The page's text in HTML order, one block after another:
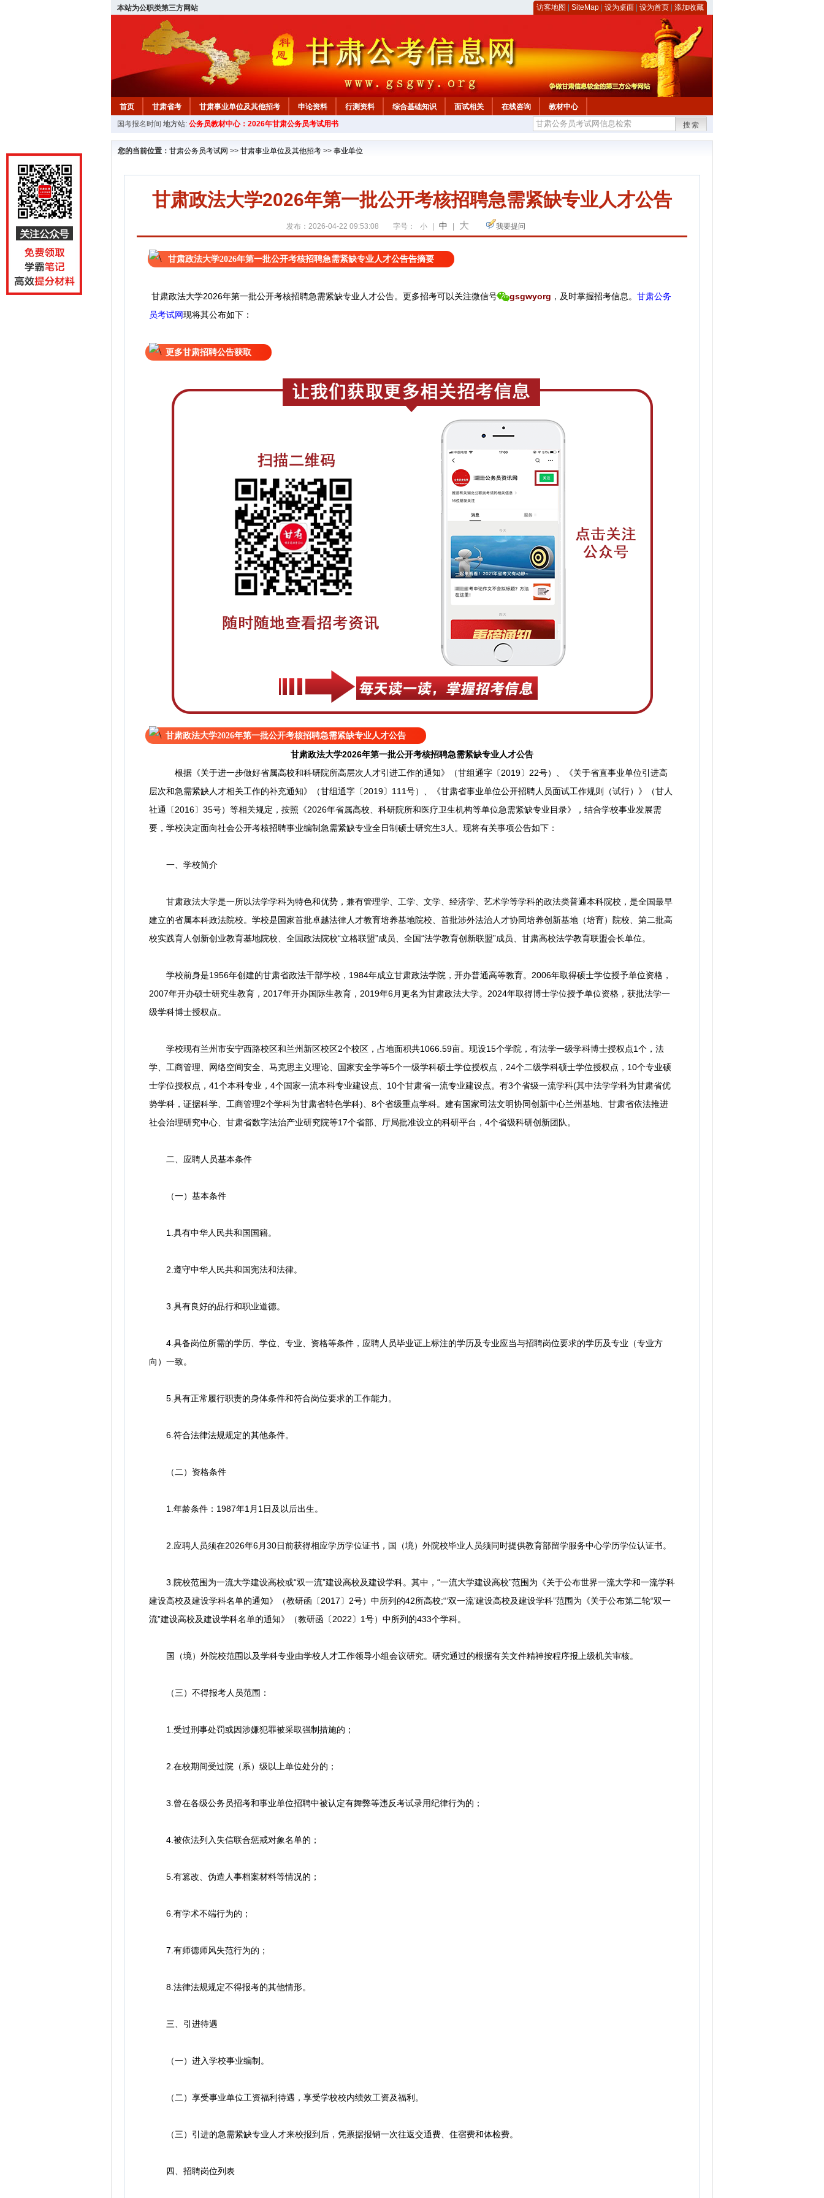
本站为公职类第三方网站 访客地图 SiteMap 设为桌面 设为首页 添加收藏
首页 甘肃省考 甘肃事业单位及其他招考 申论资料 行测资料 综合基础知识 面试相关 在线咨询
教材中心
国考报名时间 地方站: 公务员教材中心：2026年甘肃公务员考试用书 搜索
您的当前位置： 甘肃公务员考试网 >> 甘肃事业单位及其他招考 >> 事业单位
甘肃政法大学2026年第一批公开考核招聘急需紧缺专业人才公告
发布：2026-04-22 09:53:08 字号： 小 中 大 我要提问
甘肃政法大学2026年第一批公开考核招聘急需紧缺专业人才公告告摘要
甘肃政法大学2026年第一批公开考核招聘急需紧缺专业人才公告。 更多招考可以关注微信号 gsgwyorg ， 及时掌握招考信息。 甘肃公务
员考试网现将其公布如下：
更多甘肃招聘公告获取
甘肃政法大学2026年第一批公开考核招聘急需紧缺专业人才公告
甘肃政法大学2026年第一批公开考核招聘急需紧缺专业人才公告
根据《关于进一步做好省属高校和科研院所高层次人才引进工作的通知》（甘组通字〔2019〕22号）、《关于省直事业单位引进高
层次和急需紧缺人才相关工作的补充通知》（甘组通字〔2019〕111号）、《甘肃省事业单位公开招聘人员面试工作规则（试行）》（甘人
社通〔2016〕35号）等相关规定，按照《2026年省属高校、科研院所和医疗卫生机构等单位急需紧缺专业目录》，结合学校事业发展需
要，学校决定面向社会公开考核招聘事业编制急需紧缺专业全日制硕士研究生3人。现将有关事项公告如下：
一、学校简介
甘肃政法大学是一所以法学学科为特色和优势，兼有管理学、工学、文学、经济学、艺术学等学科的政法类普通本科院校，是全国最早
建立的省属本科政法院校。学校是国家首批卓越法律人才教育培养基地院校、首批涉外法治人才协同培养创新基地（培育）院校、第二批高
校实践育人创新创业教育基地院校、全国政法院校“立格联盟”成员、全国“法学教育创新联盟”成员、甘肃高校法学教育联盟会长单位。
学校前身是1956年创建的甘肃省政法干部学校，1984年成立甘肃政法学院，开办普通高等教育。2006年取得硕士学位授予单位资格，
2007年开办硕士研究生教育，2017年开办国际生教育，2019年6月更名为甘肃政法大学。2024年取得博士学位授予单位资格，获批法学一
级学科博士授权点。
学校现有兰州市安宁西路校区和兰州新区校区2个校区，占地面积共1066.59亩。现设15个学院，有法学一级学科博士授权点1个，法
学、工商管理、网络空间安全、马克思主义理论、国家安全学等5个一级学科硕士学位授权点，24个二级学科硕士学位授权点，10个专业硕
士学位授权点，41个本科专业，4个国家一流本科专业建设点、10个甘肃省一流专业建设点。有3个省级一流学科(其中法学学科为甘肃省优
势学科，证据科学、工商管理2个学科为甘肃省特色学科)、8个省级重点学科。建有国家司法文明协同创新中心兰州基地、甘肃省依法推进
社会治理研究中心、甘肃省数字法治产业研究院等17个省部、厅局批准设立的科研平台，4个省级科研创新团队。
二、应聘人员基本条件
（一）基本条件
1.具有中华人民共和国国籍。
2.遵守中华人民共和国宪法和法律。
3.具有良好的品行和职业道德。
4.具备岗位所需的学历、学位、专业、资格等条件，应聘人员毕业证上标注的学历及专业应当与招聘岗位要求的学历及专业（专业方
向）一致。
5.具有正常履行职责的身体条件和符合岗位要求的工作能力。
6.符合法律法规规定的其他条件。
（二）资格条件
1.年龄条件：1987年1月1日及以后出生。
2.应聘人员须在2026年6月30日前获得相应学历学位证书，国（境）外院校毕业人员须同时提供教育部留学服务中心学历学位认证书。
3.院校范围为一流大学建设高校或“双一流”建设高校及建设学科。其中，“一流大学建设高校”范围为《关于公布世界一流大学和一流学科
建设高校及建设学科名单的通知》（教研函〔2017〕2号）中所列的42所高校;“‘双一流’建设高校及建设学科”范围为《关于公布第二轮“双一
流”建设高校及建设学科名单的通知》（教研函〔2022〕1号）中所列的433个学科。
国（境）外院校范围以及学科专业由学校人才工作领导小组会议研究。研究通过的根据有关文件精神按程序报上级机关审核。
（三）不得报考人员范围：
1.受过刑事处罚或因涉嫌犯罪被采取强制措施的；
2.在校期间受过院（系）级以上单位处分的；
3.曾在各级公务员招考和事业单位招聘中被认定有舞弊等违反考试录用纪律行为的；
4.被依法列入失信联合惩戒对象名单的；
5.有篡改、伪造人事档案材料等情况的；
6.有学术不端行为的；
7.有师德师风失范行为的；
8.法律法规规定不得报考的其他情形。
三、引进待遇
（一）进入学校事业编制。
（二）享受事业单位工资福利待遇，享受学校校内绩效工资及福利。
（三）引进的急需紧缺专业人才来校报到后，凭票据报销一次往返交通费、住宿费和体检费。
四、招聘岗位列表